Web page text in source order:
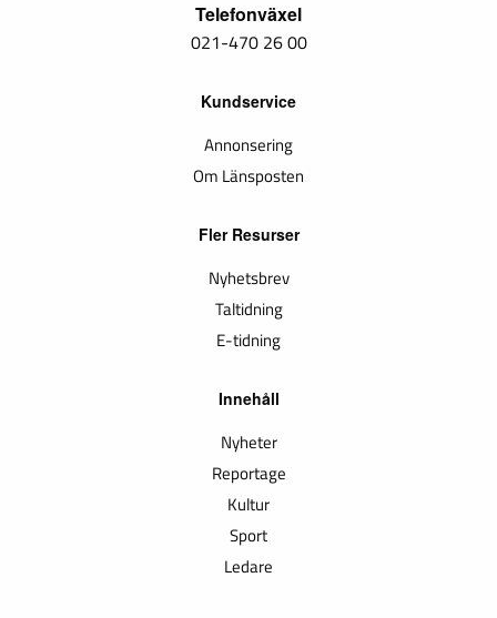
Telefonväxel
021-470 26 00
Kundservice
Annonsering
Om Länsposten
Fler Resurser
Nyhetsbrev
Taltidning
E-tidning
Innehåll
Nyheter
Reportage
Kultur
Sport
Ledare